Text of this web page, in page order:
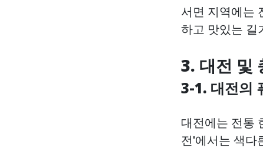
서면 지역에는
하고 맛있는 길
3. 대전 및
3-1. 대전의
대전에는 전통
전'에서는 색다